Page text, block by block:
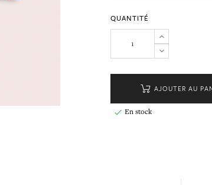
QUANTITÉ
AJOUTER AU
 En stock